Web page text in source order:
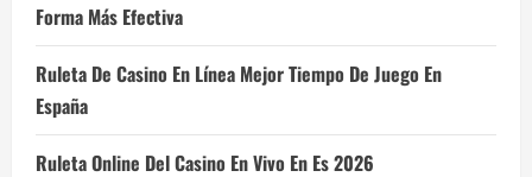
Forma Más Efectiva
Ruleta De Casino En Línea Mejor Tiempo De Juego En
España
Ruleta Online Del Casino En Vivo En Es 2026